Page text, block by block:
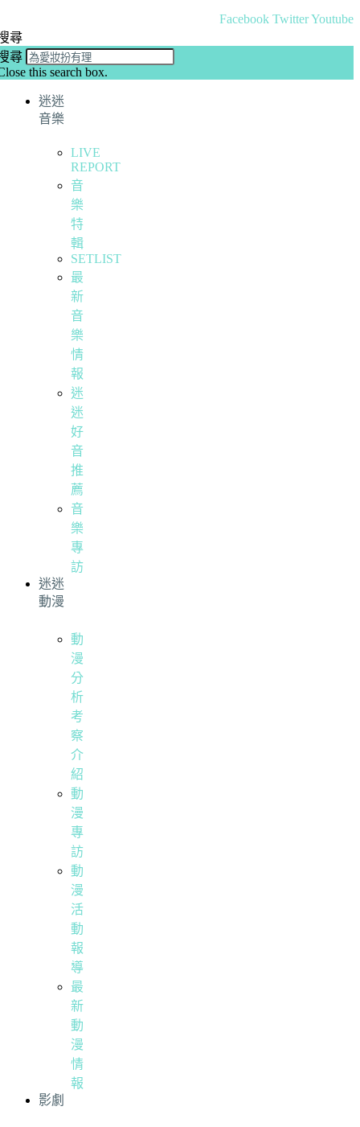
Facebook TwitterYoutube
尋
尋
this search box.
迷迷
音樂
LIVE
REPORT
音
樂
特
輯
SETLIST
最
新
音
樂
情
報
迷
迷
好
音
推
薦
音
樂
專
訪
迷迷
動漫
動
漫
分
析
考
察
介
紹
動
漫
專
訪
動
漫
活
動
報
導
最
新
動
漫
情
報
影劇